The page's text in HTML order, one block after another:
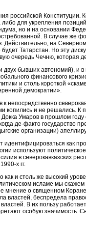
российской
для укрепления
но и на основании
В случае
на
Татарстан. Но эту
очередь Чечню,
бывших автономий), и
финансового
и столь короткой
демократии».
непосредственно
копились и не решались.
Умаров в прошлом
де-факто государство
организации)
как
используют
в северокавказских
х гг.
и столь же высокий
исламе мы
мнение о священном
властей, беспредела
В их пользу
особую значимость.